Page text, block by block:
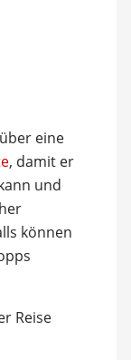
eine
, damit er
und
können
Reise